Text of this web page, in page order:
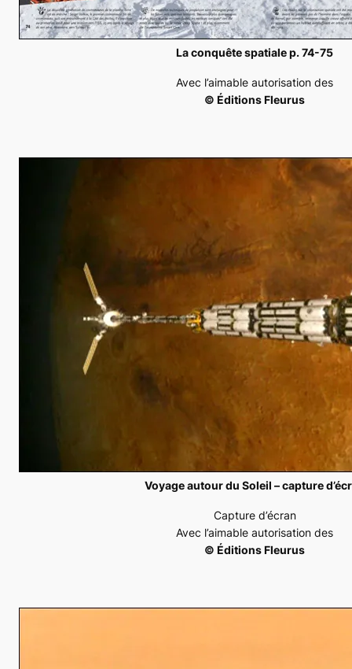
La conquête spatiale p. 74-75
Avec l’aimable autorisation des
© Éditions Fleurus
Voyage autour du Soleil – capture
Capture d’écran
Avec l’aimable autorisation des
© Éditions Fleurus